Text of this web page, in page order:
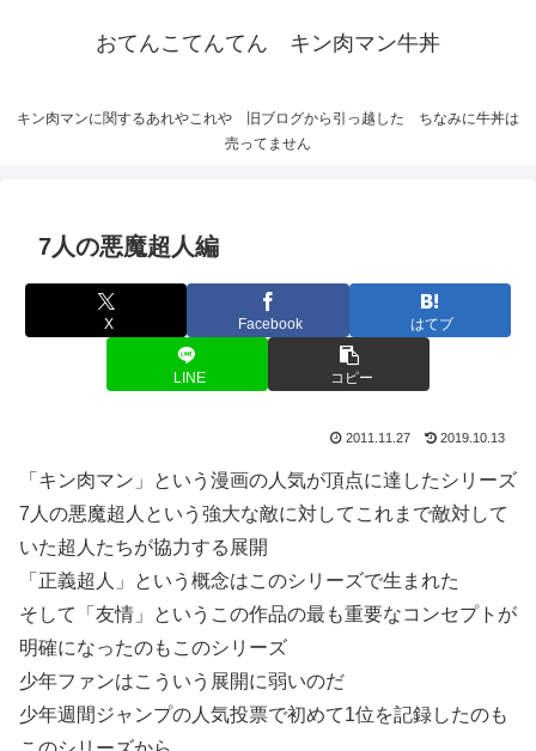
おてんこてんてん キン肉マン牛丼
キン肉マンに関するあれやこれや 旧ブログから引っ越した ちなみに牛丼は
売ってません
7人の悪魔超人編
X Facebook はてブ
LINE コピー
2011.11.27 2019.10.13
「キン肉マン」という漫画の人気が頂点に達したシリーズ
7人の悪魔超人という強大な敵に対してこれまで敵対して
いた超人たちが協力する展開
「正義超人」という概念はこのシリーズで生まれた
そして「友情」というこの作品の最も重要なコンセプトが
明確になったのもこのシリーズ
少年ファンはこういう展開に弱いのだ
少年週間ジャンプの人気投票で初めて1位を記録したのも